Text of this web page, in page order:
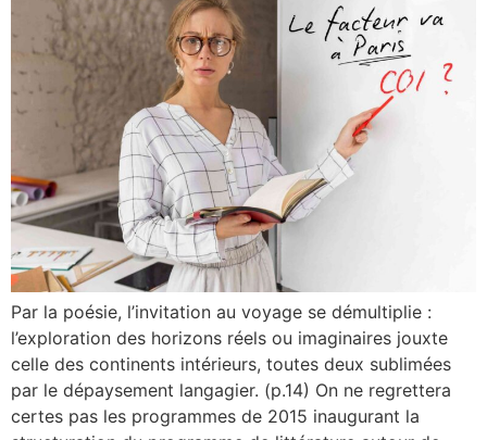
Par la poésie, l’invitation au voyage se démultiplie :
l’exploration des horizons réels ou imaginaires jouxte
celle des continents intérieurs, toutes deux sublimées
par le dépaysement langagier. (p.14) On ne regrettera
certes pas les programmes de 2015 inaugurant la